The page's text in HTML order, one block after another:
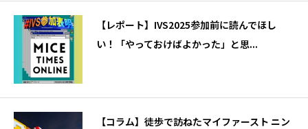
【レポート】IVS2025参加前に読んでほし
い！「やっておけばよかった」と思...
【コラム】徒歩で訪ねたマイファースト ニン